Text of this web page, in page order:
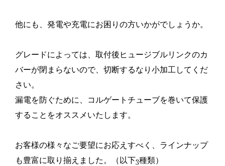
他にも、発電や充電にお困りの方いかがでしょうか。
グレードによっては、取付後ヒュージブルリンクのカ
バーが閉まらないので、切断するなり小加工してくだ
さい。
漏電を防ぐために、コルゲートチューブを巻いて保護
することをオススメいたします。
お客様の様々なご要望にお応えすべく、ラインナップ
も豊富に取り揃えました。（以下3種類）